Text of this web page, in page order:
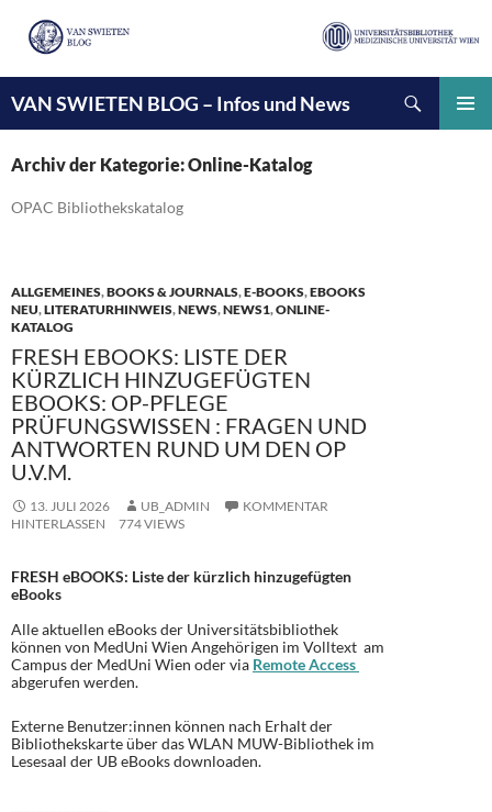
VAN SWIETEN BLOG – Infos und News
INHALT
SPRINGEN
Archiv der Kategorie: Online-Katalog
OPAC Bibliothekskatalog
ALLGEMEINES,BOOKS & JOURNALS,E-BOOKS,EBOOKS
NEU,LITERATURHINWEIS,NEWS,NEWS1,ONLINE-
KATALOG
FRESH EBOOKS: LISTE DER
KÜRZLICH HINZUGEFÜGTEN
EBOOKS: OP-PFLEGE
PRÜFUNGSWISSEN : FRAGEN UND
ANTWORTEN RUND UM DEN OP
U.V.M.
13. JULI 2026 UB_ADMIN
KOMMENTAR
HINTERLASSEN
774 VIEWS
FRESH eBOOKS: Liste der kürzlich hinzugefügten
eBooks
Alle aktuellen eBooks der Universitätsbibliothek
können von MedUni Wien Angehörigen im Volltext am
Campus der MedUni Wien oder via Remote Access
abgerufen werden.
Externe Benutzer:innen können nach Erhalt der
Bibliothekskarte über das WLAN MUW-Bibliothek im
Lesesaal der UB eBooks downloaden.